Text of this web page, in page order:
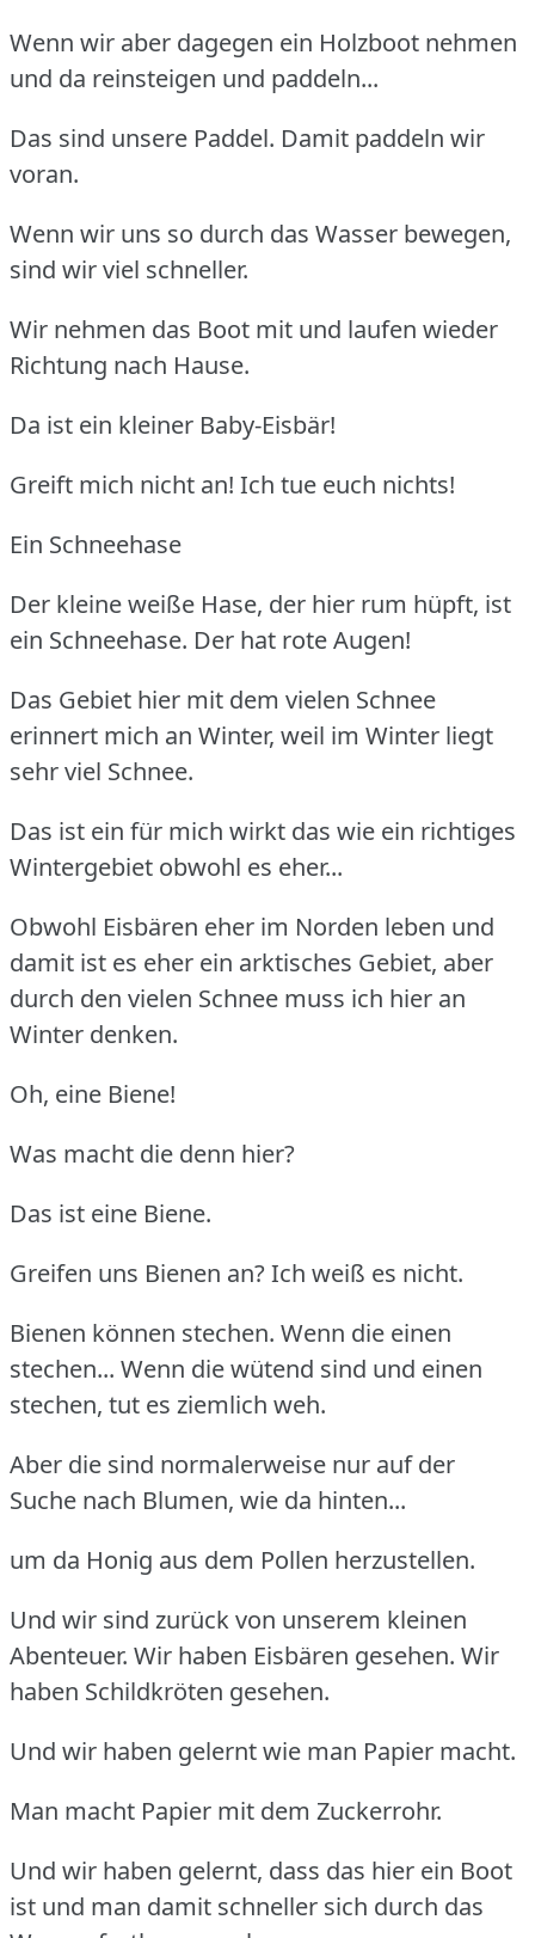
Wenn wir aber dagegen ein Holzboot nehmen
und da reinsteigen und paddeln...
Das sind unsere Paddel. Damit paddeln wir
voran.
Wenn wir uns so durch das Wasser bewegen,
sind wir viel schneller.
Wir nehmen das Boot mit und laufen wieder
Richtung nach Hause.
Da ist ein kleiner Baby-Eisbär!
Greift mich nicht an! Ich tue euch nichts!
Ein Schneehase
Der kleine weiße Hase, der hier rum hüpft, ist
ein Schneehase. Der hat rote Augen!
Das Gebiet hier mit dem vielen Schnee
erinnert mich an Winter, weil im Winter liegt
sehr viel Schnee.
Das ist ein für mich wirkt das wie ein richtiges
Wintergebiet obwohl es eher...
Obwohl Eisbären eher im Norden leben und
damit ist es eher ein arktisches Gebiet, aber
durch den vielen Schnee muss ich hier an
Winter denken.
Oh, eine Biene!
Was macht die denn hier?
Das ist eine Biene.
Greifen uns Bienen an? Ich weiß es nicht.
Bienen können stechen. Wenn die einen
stechen... Wenn die wütend sind und einen
stechen, tut es ziemlich weh.
Aber die sind normalerweise nur auf der
Suche nach Blumen, wie da hinten...
um da Honig aus dem Pollen herzustellen.
Und wir sind zurück von unserem kleinen
Abenteuer. Wir haben Eisbären gesehen. Wir
haben Schildkröten gesehen.
Und wir haben gelernt wie man Papier macht.
Man macht Papier mit dem Zuckerrohr.
Und wir haben gelernt, dass das hier ein Boot
ist und man damit schneller sich durch das